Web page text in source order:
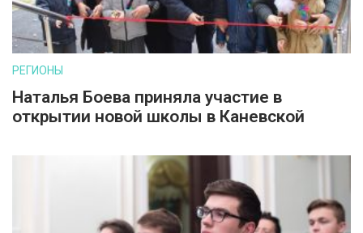
РЕГИОНЫ
Наталья Боева приняла участие в
открытии новой школы в Каневской